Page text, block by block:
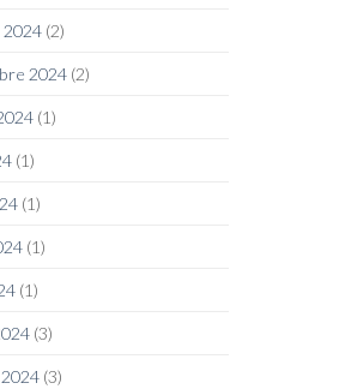
(2)
2024(2)
(1)
(1)
(1)
(1)
(1)
(3)
(3)